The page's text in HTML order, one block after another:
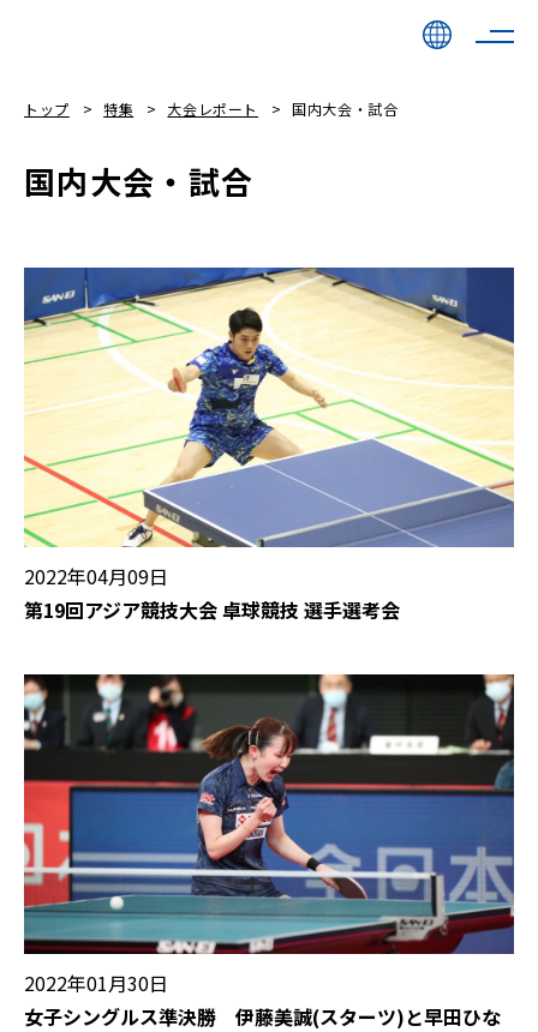
トップ 特集 大会レポート 国内大会・試合
国内大会・試合
2022年04月09日
第19回アジア競技大会 卓球競技 選手選考会
2022年01月30日
女子シングルス準決勝 伊藤美誠(スターツ)と早田ひな